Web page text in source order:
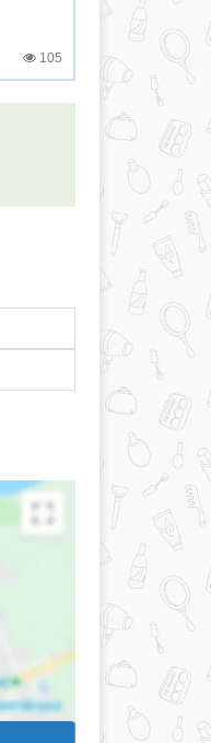
105